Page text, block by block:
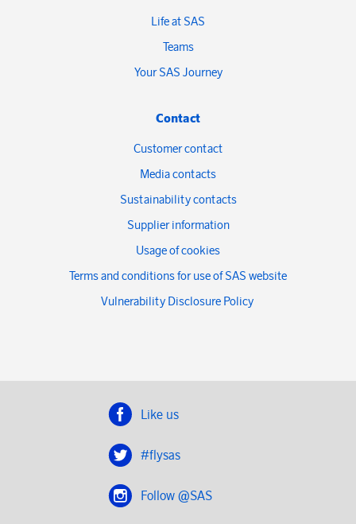
Life at SAS
Teams
Your SAS Journey
Contact
Customer contact
Media contacts
Sustainability contacts
Supplier information
Usage of cookies
Terms and conditions for use of SAS website
Vulnerability Disclosure Policy
Like us
#flysas
Follow @SAS